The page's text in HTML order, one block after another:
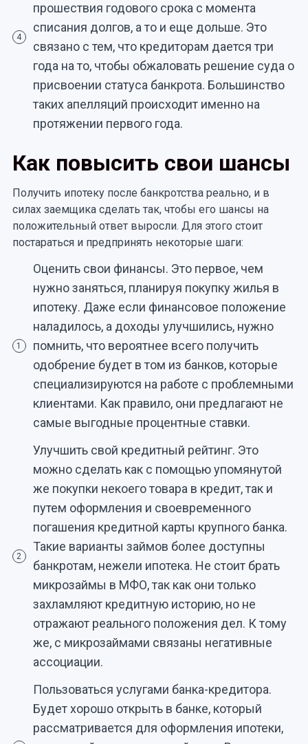
4
прошествия годового срока с момента
списания долгов, а то и еще дольше. Это
связано с тем, что кредиторам дается три
года на то, чтобы обжаловать решение суда о
присвоении статуса банкрота. Большинство
таких апелляций происходит именно на
протяжении первого года.
Как повысить свои шансы
Получить ипотеку после банкротства реально, и в
силах заемщика сделать так, чтобы его шансы на
положительный ответ выросли. Для этого стоит
постараться и предпринять некоторые шаги:
1
Оценить свои финансы. Это первое, чем
нужно заняться, планируя покупку жилья в
ипотеку. Даже если финансовое положение
наладилось, а доходы улучшились, нужно
помнить, что вероятнее всего получить
одобрение будет в том из банков, которые
специализируются на работе с проблемными
клиентами. Как правило, они предлагают не
самые выгодные процентные ставки.
2
Улучшить свой кредитный рейтинг. Это
можно сделать как с помощью упомянутой
же покупки некоего товара в кредит, так и
путем оформления и своевременного
погашения кредитной карты крупного банка.
Такие варианты займов более доступны
банкротам, нежели ипотека. Не стоит брать
микрозаймы в МФО, так как они только
захламляют кредитную историю, но не
отражают реального положения дел. К тому
же, с микрозаймами связаны негативные
ассоциации.
Пользоваться услугами банка-кредитора.
Будет хорошо открыть в банке, который
рассматривается для оформления ипотеки,